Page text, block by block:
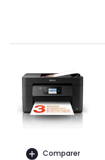
Comparer